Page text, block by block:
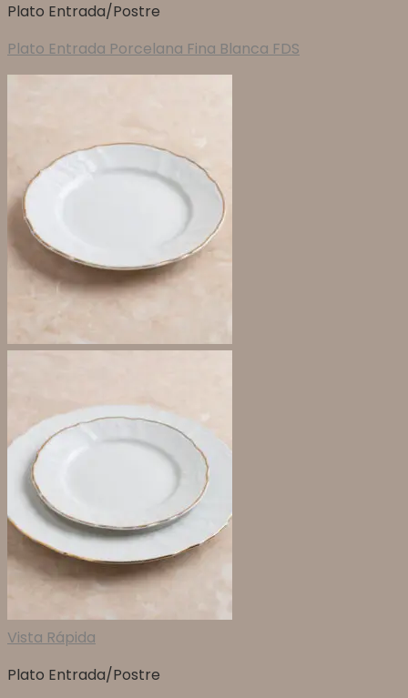
Plato Entrada/Postre
Plato Entrada Porcelana Fina Blanca FDS
Vista Rápida
Plato Entrada/Postre